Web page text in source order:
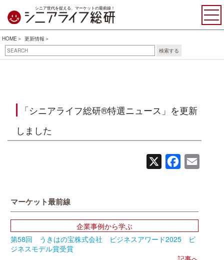
シニア世代を捉える、マーケットの最前線！
HOME
更新情報
検索する
「シニアライフ総研®特選ニュース」を更新
しました
Facebook
マーケット最前線
企業事例から学ぶ
第58回 うきはの宝株式会社 ビジネスアワード2025 ビ
ジネスモデル賞受賞